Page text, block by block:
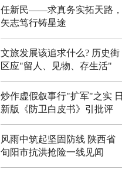
任新民——求真务实拓天路，
矢志笃行铸星途
文旅发展该追求什么? 历史街
区应"留人、见物、存生活"
炒作虚假叙事行"扩军"之实 日
新版《防卫白皮书》引批评
风雨中筑起坚固防线 陕西省
旬阳市抗洪抢险一线见闻